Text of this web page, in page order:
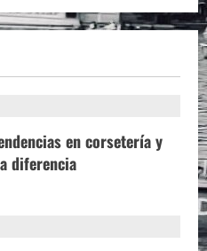
en corsetería y
diferencia